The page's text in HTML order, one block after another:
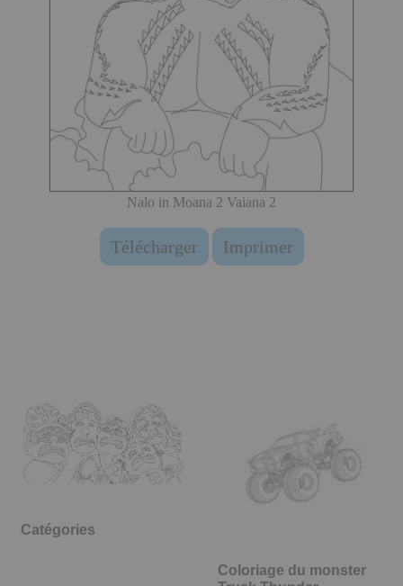
Nalo in Moana 2 Vaiana 2
Télécharger Imprimer
Catégories
Coloriage du monster